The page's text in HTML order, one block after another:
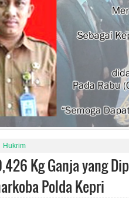
Hukrim
Kg Ganja yang
Polda Kepri